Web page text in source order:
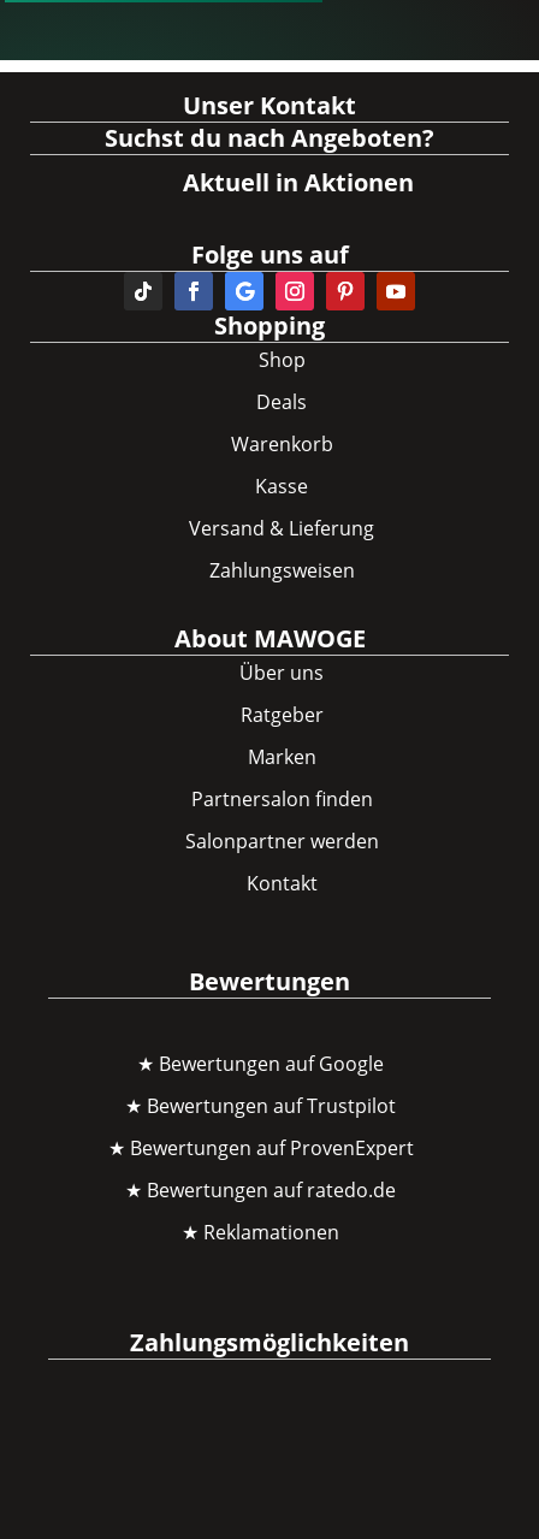
Unser Kontakt
Suchst du nach Angeboten?
Aktuell in Aktionen
Folge uns auf
Shopping
Shop
Deals
Warenkorb
Kasse
Versand & Lieferung
Zahlungsweisen
About MAWOGE
Über uns
Ratgeber
Marken
Partnersalon finden
Salonpartner werden
Kontakt
Bewertungen
★ Bewertungen auf Google
★ Bewertungen auf Trustpilot
★ Bewertungen auf ProvenExpert
★ Bewertungen auf ratedo.de
★ Reklamationen
Zahlungsmöglichkeiten